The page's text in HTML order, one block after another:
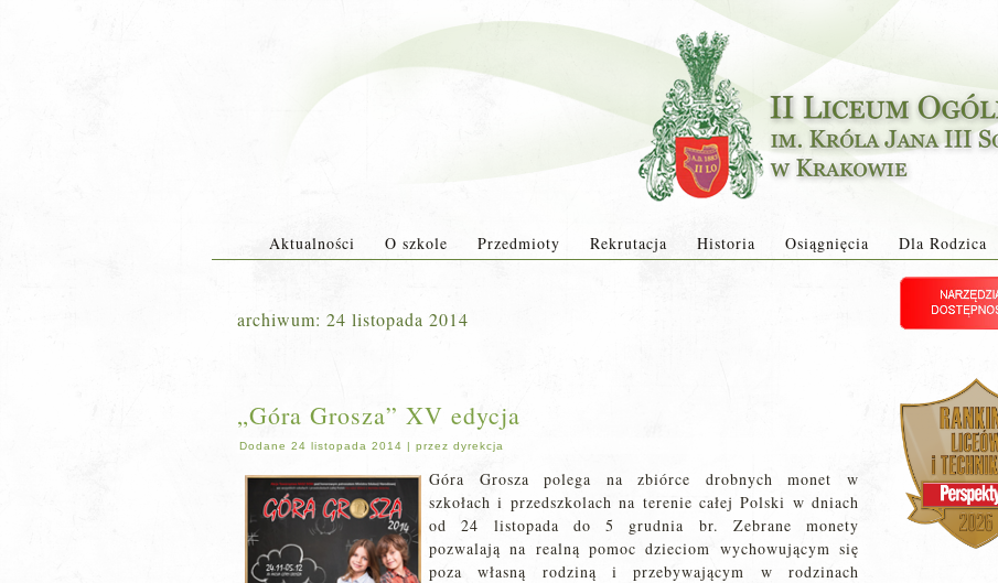
Aktualności O szkole Przedmioty Rekrutacja Historia Osiągnięcia Dla Rodzica
archiwum: 24 listopada 2014
„Góra Grosza” XV edycja
Dodane 24 listopada 2014 | przez dyrekcja
Góra Grosza polega na zbiórce drobnych monet w
szkołach i przedszkolach na terenie całej Polski w dniach
od 24 listopada do 5 grudnia br. Zebrane monety
pozwalają na realną pomoc dzieciom wychowującym się
poza własną rodziną i przebywającym w rodzinach